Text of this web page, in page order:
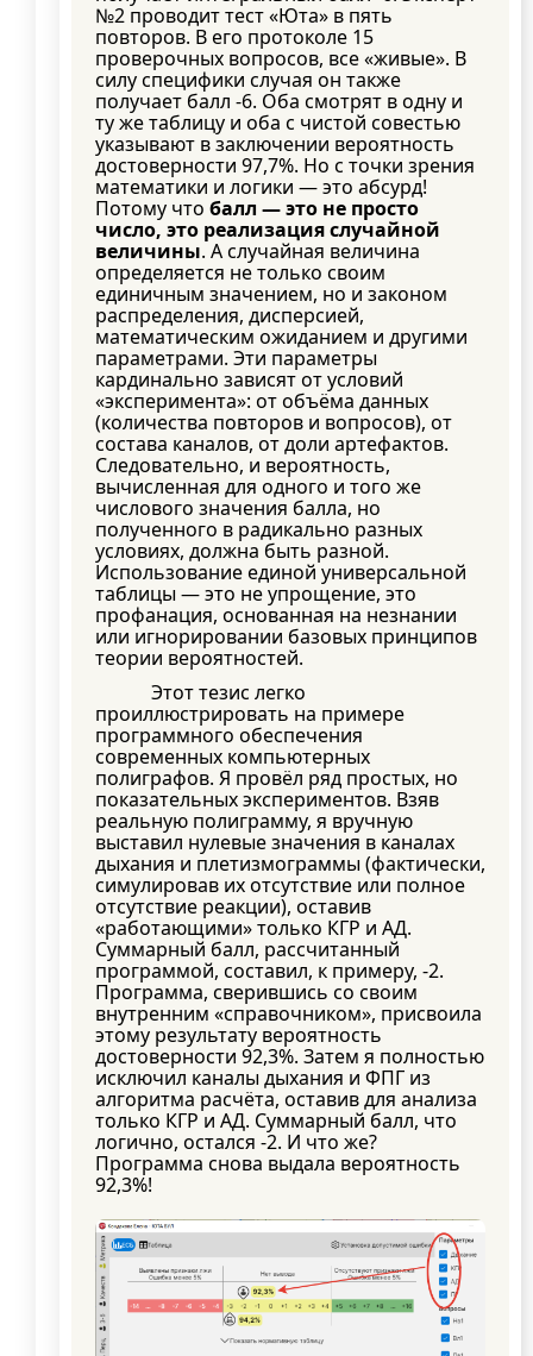
№2 проводит тест «Юта» в пять
повторов. В его протоколе 15
проверочных вопросов, все «живые». В
силу специфики случая он также
получает балл -6. Оба смотрят в одну и
ту же таблицу и оба с чистой совестью
указывают в заключении вероятность
достоверности 97,7%. Но с точки зрения
математики и логики — это абсурд!
Потому что балл — это не просто
число, это реализация случайной
величины. А случайная величина
определяется не только своим
единичным значением, но и законом
распределения, дисперсией,
математическим ожиданием и другими
параметрами. Эти параметры
кардинально зависят от условий
«эксперимента»: от объёма данных
(количества повторов и вопросов), от
состава каналов, от доли артефактов.
Следовательно, и вероятность,
вычисленная для одного и того же
числового значения балла, но
полученного в радикально разных
условиях, должна быть разной.
Использование единой универсальной
таблицы — это не упрощение, это
профанация, основанная на незнании
или игнорировании базовых принципов
теории вероятностей.
Этот тезис легко
проиллюстрировать на примере
программного обеспечения
современных компьютерных
полиграфов. Я провёл ряд простых, но
показательных экспериментов. Взяв
реальную полиграмму, я вручную
выставил нулевые значения в каналах
дыхания и плетизмограммы (фактически,
симулировав их отсутствие или полное
отсутствие реакции), оставив
«работающими» только КГР и АД.
Суммарный балл, рассчитанный
программой, составил, к примеру, -2.
Программа, сверившись со своим
внутренним «справочником», присвоила
этому результату вероятность
достоверности 92,3%. Затем я полностью
исключил каналы дыхания и ФПГ из
алгоритма расчёта, оставив для анализа
только КГР и АД. Суммарный балл, что
логично, остался -2. И что же?
Программа снова выдала вероятность
92,3%!